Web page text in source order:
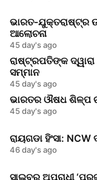
ଭାରତ-ଯୁକ୍ତରାଷ୍ଟ୍ର
ଆଲୋଚନା
45 day's ago
ରାଷ୍ଟ୍ରପତିଙ୍କ
ସମ୍ମାନ
45 day's ago
ଭାରତର ଔଷଧ ଶିଳ୍ପ
45 day's ago
ରାୟଗଡା ହିଂସା: NCW
46 day's ago
ସାଇବର ଅପରାଧୀ